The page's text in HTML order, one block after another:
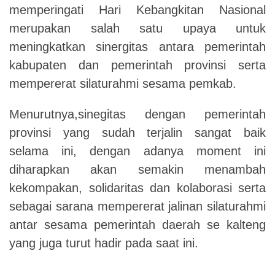
memperingati Hari Kebangkitan Nasional
merupakan salah satu upaya untuk
meningkatkan sinergitas antara pemerintah
kabupaten dan pemerintah provinsi serta
mempererat silaturahmi sesama pemkab.
Menurutnya,sinegitas dengan pemerintah
provinsi yang sudah terjalin sangat baik
selama ini, dengan adanya moment ini
diharapkan akan semakin menambah
kekompakan, solidaritas dan kolaborasi serta
sebagai sarana mempererat jalinan silaturahmi
antar sesama pemerintah daerah se kalteng
yang juga turut hadir pada saat ini.